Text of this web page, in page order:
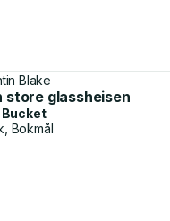
Blake
store glassheisen
Bokmål